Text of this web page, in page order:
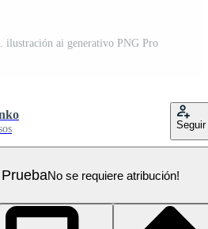
ilustración ai generativo PNG Pro
Seguir
No se requiere atribución!